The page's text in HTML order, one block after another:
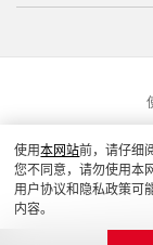
©
使用本网站前，请仔细
您不同意，请勿使用本
用户协议和隐私政策可
内容。